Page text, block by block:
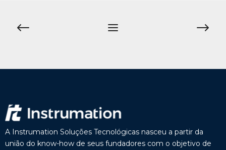
A Instrumation Soluções Tecnológicas nasceu a partir da
união do know-how de seus fundadores com o objetivo de